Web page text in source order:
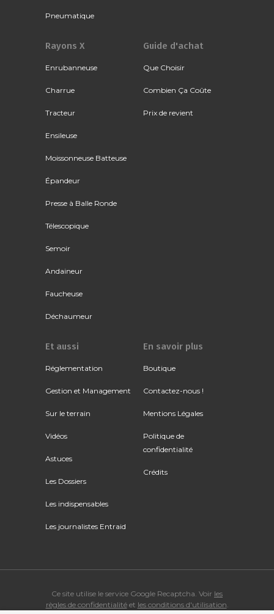
Pneumatique
Rayons X
Enrubanneuse
Charrue
Tracteur
Ensileuse
Moissonneuse Batteuse
Épandeur
Presse à Balle Ronde
Télescopique
Semoir
Andaineur
Faucheuse
Déchaumeur
Guide d'achat
Que Choisir
Combien Ça Coûte
Prix de revient
Et aussi
Réglementation
Gestion et Management
Sur le terrain
Vidéos
Astuces
Les Dossiers
Les indispensables
Les journalistes Entraid
En savoir plus
Boutique
Contactez-nous !
Mentions Légales
Politique de
confidentialité
Crédits
Ce site utilise le service Google Recaptcha. Voir les
règles de confidentialitéet les conditions d'utilisation